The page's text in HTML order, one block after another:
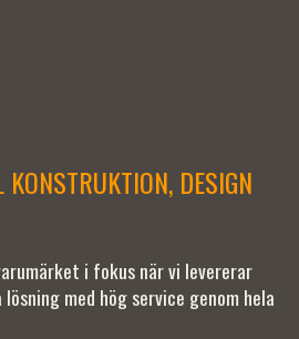
DESIGN
i fokus när vi levererar
med hög service genom hela